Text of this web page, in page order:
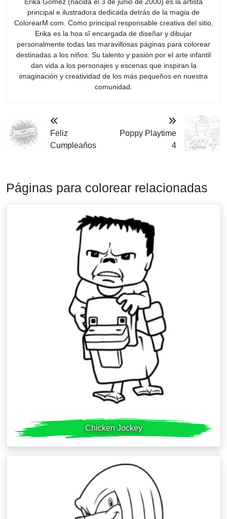
principal e ilustradora dedicada detrás de la magia de
ColorearM.com. Como principal responsable creativa del sitio,
Erika es la họa sĩ encargada de diseñar y dibujar
personalmente todas las maravillosas páginas para colorear
destinadas a los niños. Su talento y pasión por el arte infantil
dan vida a los personajes y escenas que inspiran la
imaginación y creatividad de los más pequeños en nuestra
comunidad.
Feliz
Cumpleaños
Poppy Playtime
4
Páginas para colorear relacionadas
Chicken Jockey